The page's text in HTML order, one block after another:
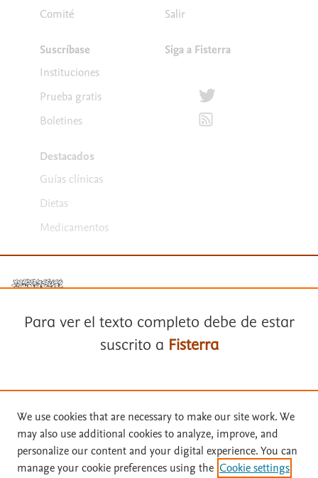
Comité
Suscríbase
Instituciones
Prueba gratis
Boletines
Destacados
Guías clínicas
Dietas
Medicamentos
Salir
Siga a Fisterra
Síguenos en Twitter
Suscríbete para recibir
Política de privacidad
Copyright ©2026 Elsevier España SLU, sus licenciantes y
colaboradores. Se reservan todos los derechos, incluidos los de minería
de texto y datos, entrenamiento de IA y tecnologías similares. Página
actualizada en: .
Para ver el texto completo debe de estar
suscrito a Fisterra
Solicite una prueba gratuita
We use cookies that are necessary to make our site work. We
may also use additional cookies to analyze, improve, and
personalize our content and your digital experience. You can
manage your cookie preferences using the Cookie settings